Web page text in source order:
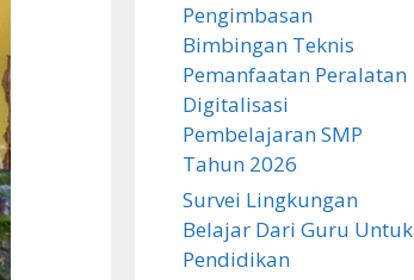
Pengimbasan
Bimbingan Teknis
Pemanfaatan Peralatan
Digitalisasi
Pembelajaran SMP
Tahun 2026
Survei Lingkungan
Belajar Dari Guru Untuk
Pendidikan